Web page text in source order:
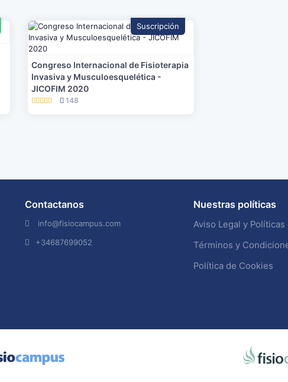
Suscripción
Congreso Internacional de Fisioterapia
Invasiva y Musculoesquelética -
JICOFIM 2020
148
Contactanos
info@fisiocampus.com
+34687699052
Nuestras políticas
Aviso Legal y Políticas
Términos y
Política de Cookies